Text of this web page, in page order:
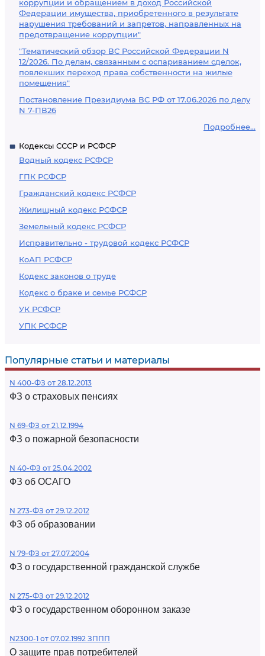
коррупции и обращением в доход Российской
Федерации имущества, приобретенного в результате
нарушения требований и запретов, направленных на
предотвращение коррупции"
"Тематический обзор ВС Российской Федерации N
12/2026. По делам, связанным с оспариванием сделок,
повлекших переход права собственности на жилые
помещения"
Постановление Президиума ВС РФ от 17.06.2026 по делу
N 7-ПВ26
Подробнее...
Кодексы СССР и РСФСР
Водный кодекс РСФСР
ГПК РСФСР
Гражданский кодекс РСФСР
Жилищный кодекс РСФСР
Земельный кодекс РСФСР
Исправительно - трудовой кодекс РСФСР
КоАП РСФСР
Кодекс законов о труде
Кодекс о браке и семье РСФСР
УК РСФСР
УПК РСФСР
Популярные статьи и материалы
N 400-ФЗ от 28.12.2013
ФЗ о страховых пенсиях
N 69-ФЗ от 21.12.1994
ФЗ о пожарной безопасности
N 40-ФЗ от 25.04.2002
ФЗ об ОСАГО
N 273-ФЗ от 29.12.2012
ФЗ об образовании
N 79-ФЗ от 27.07.2004
ФЗ о государственной гражданской службе
N 275-ФЗ от 29.12.2012
ФЗ о государственном оборонном заказе
N2300-1 от 07.02.1992 ЗППП
О защите прав потребителей